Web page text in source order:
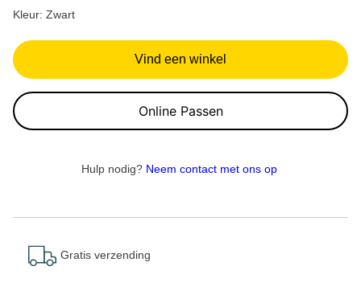
Kleur: Zwart
Vind een winkel
Online Passen
Hulp nodig? Neem contact met ons op
Gratis verzending